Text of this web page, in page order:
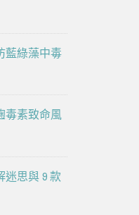
藍綠藻中毒
毒素致命風
迷思與 9 款